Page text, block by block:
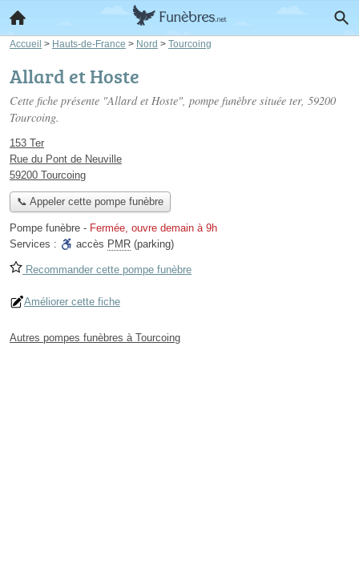
Accueil > Hauts-de-France > Nord > Tourcoing
Allard et Hoste
Cette fiche présente "Allard et Hoste", pompe funèbre située ter, 59200
Tourcoing.
153 Ter
Rue du Pont de Neuville
59200 Tourcoing
📞 Appeler cette pompe funèbre
Pompe funèbre - Fermée, ouvre demain à 9h
Services :
accès PMR (parking)
Recommander cette pompe funèbre
Améliorer cette fiche
Autres pompes funèbres à Tourcoing